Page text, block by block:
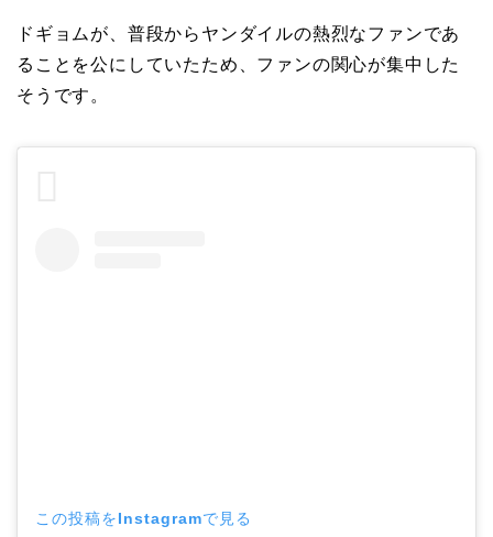
ドギョムが、普段からヤンダイルの熱烈なファンであ
ることを公にしていたため、ファンの関心が集中した
そうです。
この投稿をInstagramで見る